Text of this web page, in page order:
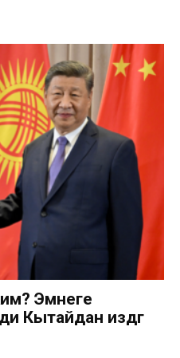
Эмнеге
Кытайдан издөөгө